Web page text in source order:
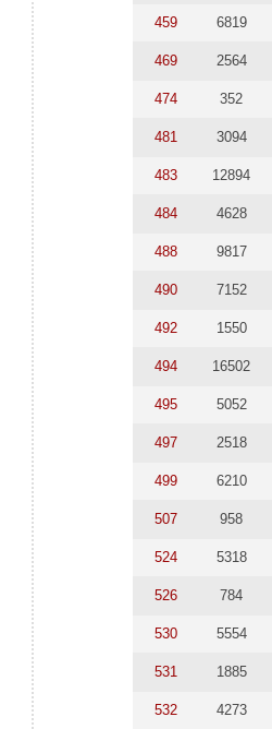
459 6819
469 2564
474 352
481 3094
483 12894
484 4628
488 9817
490 7152
492 1550
494 16502
495 5052
497 2518
499 6210
507 958
524 5318
526 784
530 5554
531 1885
532 4273